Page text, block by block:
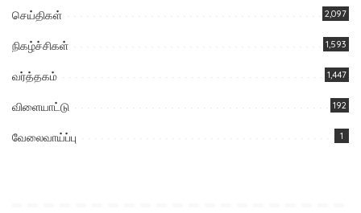
செய்திகள் 2,097
நிகழ்ச்சிகள் 1,593
வர்த்தகம் 1,447
விளையாட்டு 192
வேலைவாய்ப்பு 1